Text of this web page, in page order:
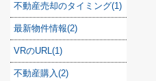
不動産売却のタイミング(1)
最新物件情報(2)
VRのURL(1)
不動産購入(2)